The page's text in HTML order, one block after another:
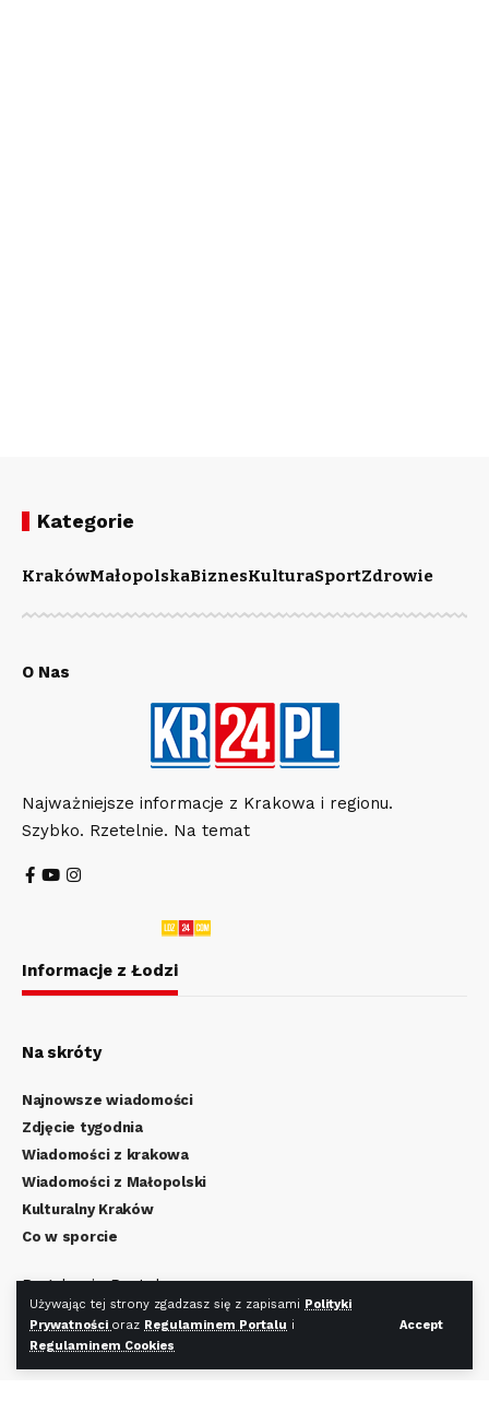
Używając tej strony zgadzasz się z zapisami Polityki
Prywatności oraz Regulaminem Portalu i
Regulaminem Cookies
Accept
Kategorie
KrakówMałopolskaBiznesKulturaSportZdrowie
O Nas
Najważniejsze informacje z Krakowa i regionu.
Szybko. Rzetelnie. Na temat
Informacje z Łodzi
Na skróty
Najnowsze wiadomości
Zdjęcie tygodnia
Wiadomości z krakowa
Wiadomości z Małopolski
Kulturalny Kraków
Co w sporcie
Regulamin Portalu
Polityka Prywatności
Regulamin Cookies